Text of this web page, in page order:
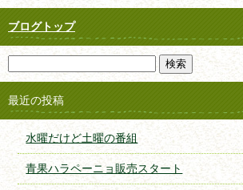
ブログトップ
最近の投稿
水曜だけど土曜の番組
青果ハラペーニョ販売スタート